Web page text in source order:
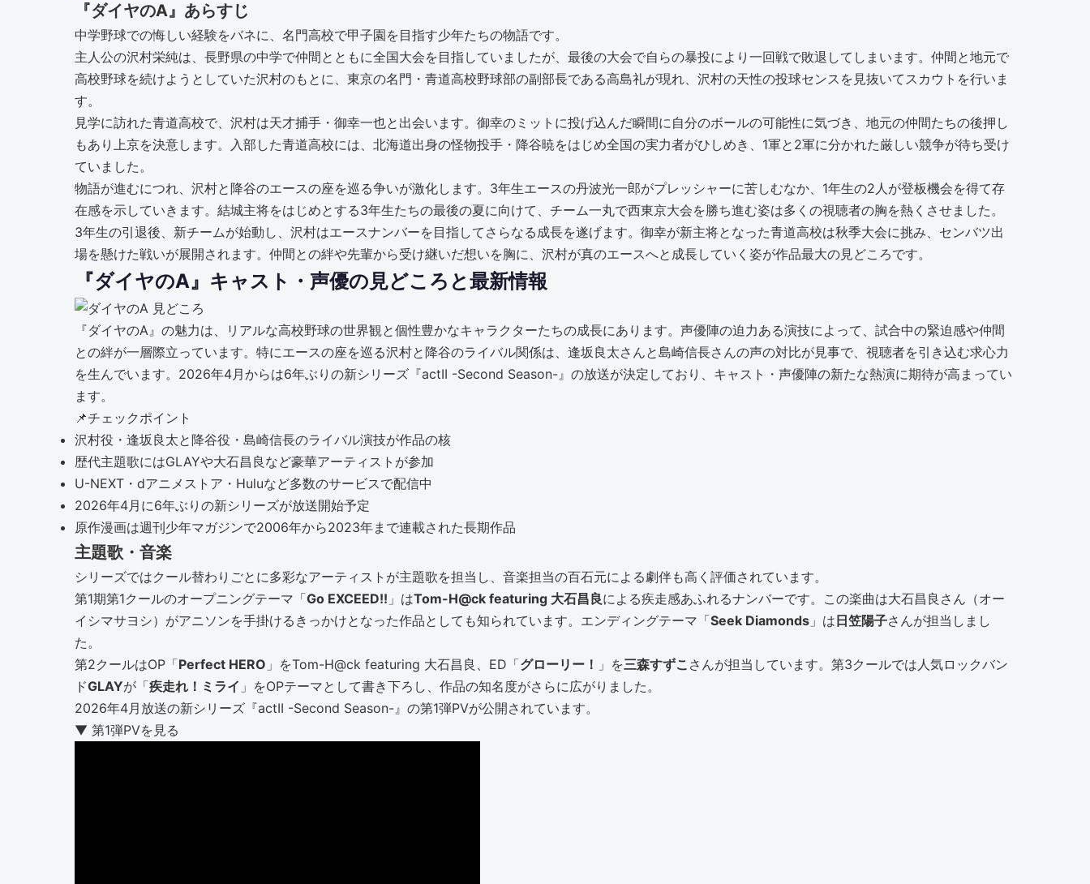
『ダイヤのA』あらすじ
中学野球での悔しい経験をバネに、名門高校で甲子園を目指す少年たちの物語です。
主人公の沢村栄純は、長野県の中学で仲間とともに全国大会を目指していましたが、最後の大会で自らの暴投により一回戦で敗退してしまいます。仲間と地元で
高校野球を続けようとしていた沢村のもとに、東京の名門・青道高校野球部の副部長である高島礼が現れ、沢村の天性の投球センスを見抜いてスカウトを行いま
す。
見学に訪れた青道高校で、沢村は天才捕手・御幸一也と出会います。御幸のミットに投げ込んだ瞬間に自分のボールの可能性に気づき、地元の仲間たちの後押し
もあり上京を決意します。入部した青道高校には、北海道出身の怪物投手・降谷暁をはじめ全国の実力者がひしめき、1軍と2軍に分かれた厳しい競争が待ち受け
ていました。
物語が進むにつれ、沢村と降谷のエースの座を巡る争いが激化します。3年生エースの丹波光一郎がプレッシャーに苦しむなか、1年生の2人が登板機会を得て存
在感を示していきます。結城主将をはじめとする3年生たちの最後の夏に向けて、チーム一丸で西東京大会を勝ち進む姿は多くの視聴者の胸を熱くさせました。
3年生の引退後、新チームが始動し、沢村はエースナンバーを目指してさらなる成長を遂げます。御幸が新主将となった青道高校は秋季大会に挑み、センバツ出
場を懸けた戦いが展開されます。仲間との絆や先輩から受け継いだ想いを胸に、沢村が真のエースへと成長していく姿が作品最大の見どころです。
『ダイヤのA』キャスト・声優の見どころと最新情報
『ダイヤのA』の魅力は、リアルな高校野球の世界観と個性豊かなキャラクターたちの成長にあります。声優陣の迫力ある演技によって、試合中の緊迫感や仲間
との絆が一層際立っています。特にエースの座を巡る沢村と降谷のライバル関係は、逢坂良太さんと島崎信長さんの声の対比が見事で、視聴者を引き込む求心力
を生んでいます。2026年4月からは6年ぶりの新シリーズ『actII -Second Season-』の放送が決定しており、キャスト・声優陣の新たな熱演に期待が高まってい
ます。
📌チェックポイント
沢村役・逢坂良太と降谷役・島崎信長のライバル演技が作品の核
歴代主題歌にはGLAYや大石昌良など豪華アーティストが参加
U-NEXT・dアニメストア・Huluなど多数のサービスで配信中
2026年4月に6年ぶりの新シリーズが放送開始予定
原作漫画は週刊少年マガジンで2006年から2023年まで連載された長期作品
主題歌・音楽
シリーズではクール替わりごとに多彩なアーティストが主題歌を担当し、音楽担当の百石元による劇伴も高く評価されています。
第1期第1クールのオープニングテーマ「Go EXCEED!! 」はTom-H@ck featuring 大石昌良による疾走感あふれるナンバーです。この楽曲は大石昌良さん（オー
イシマサヨシ）がアニソンを手掛けるきっかけとなった作品としても知られています。エンディングテーマ「Seek Diamonds 」は 日笠陽子さんが担当しまし
た。
第2クールはOP「Perfect HERO 」をTom-H@ck featuring 大石昌良、ED「グローリー！ 」を三森すずこ さんが担当しています。第3クールでは人気ロックバン
ドGLAYが「疾走れ！ミライ 」をOPテーマとして書き下ろし、作品の知名度がさらに広がりました。
2026年4月放送の新シリーズ『actII -Second Season-』の第1弾PVが公開されています。
▼ 第1弾PVを見る